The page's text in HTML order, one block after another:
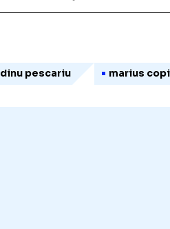
dinu pescariu marius